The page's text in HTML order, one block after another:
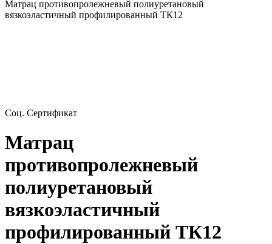
Матрац противопролежневый полиуретановый
вязкоэластичный профилированный ТК12
Соц. Сертификат
Матрац
противопролежневый
полиуретановый
вязкоэластичный
профилированный ТК12